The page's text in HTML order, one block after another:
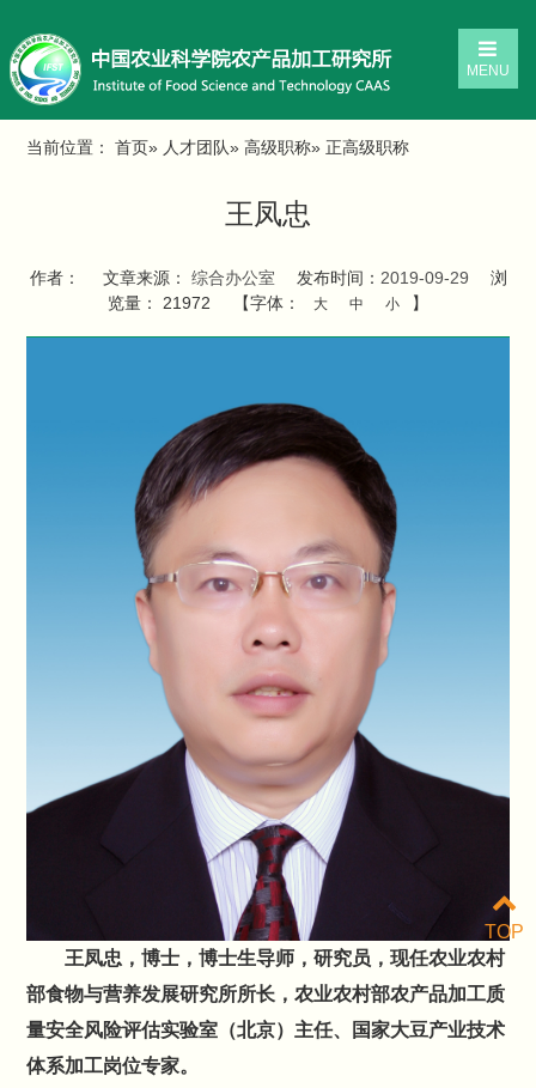
MENU
当前位置：首页» 人才团队»高级职称» 正高级职称
王凤忠
作者： 文章来源： 综合办公室 发布时间： 2019-09-29
浏
览量： 21972 【字体： 大 中 小 】
王凤忠，博士，博士生导师，研究员，现任农业农村
部食物与营养发展研究所所长，农业农村部农产品加工质
量安全风险评估实验室（北京）主任、国家大豆产业技术
体系加工岗位专家。
TOP